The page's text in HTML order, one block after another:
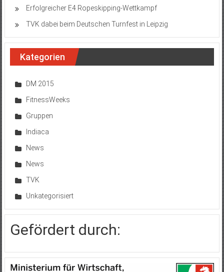
Erfolgreicher E4 Ropeskipping-Wettkampf
TVK dabei beim Deutschen Turnfest in Leipzig
Kategorien
DM 2015
FitnessWeeks
Gruppen
Indiaca
News
News
TVK
Unkategorisiert
Gefördert durch: